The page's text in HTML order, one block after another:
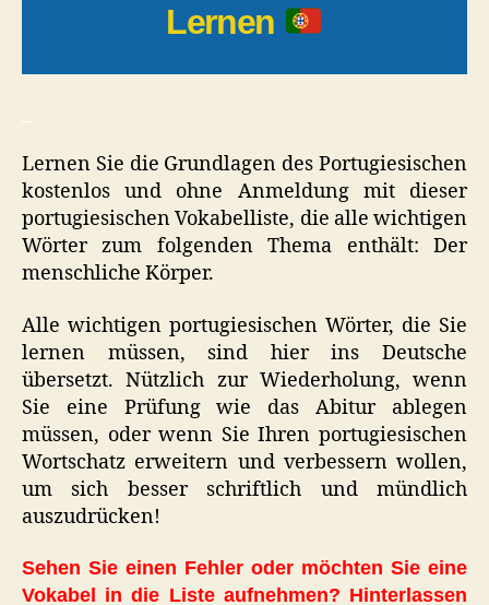
Lernen
Lernen Sie die Grundlagen des Portugiesischen
kostenlos und ohne Anmeldung mit dieser
portugiesischen Vokabelliste, die alle wichtigen
Wörter zum folgenden Thema enthält: Der
menschliche Körper.
Alle wichtigen portugiesischen Wörter, die Sie
lernen müssen, sind hier ins Deutsche
übersetzt. Nützlich zur Wiederholung, wenn
Sie eine Prüfung wie das Abitur ablegen
müssen, oder wenn Sie Ihren portugiesischen
Wortschatz erweitern und verbessern wollen,
um sich besser schriftlich und mündlich
auszudrücken!
Sehen Sie einen Fehler oder möchten Sie eine
Vokabel in die Liste aufnehmen? Hinterlassen